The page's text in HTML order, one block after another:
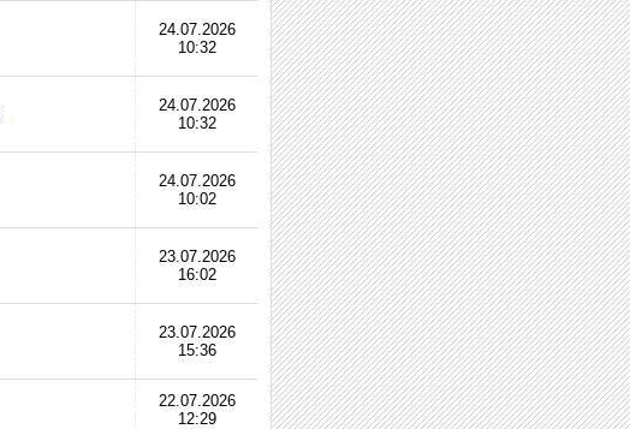
24.07.2026
10:32
24.07.2026
10:32
24.07.2026
10:02
23.07.2026
16:02
23.07.2026
15:36
22.07.2026
12:29